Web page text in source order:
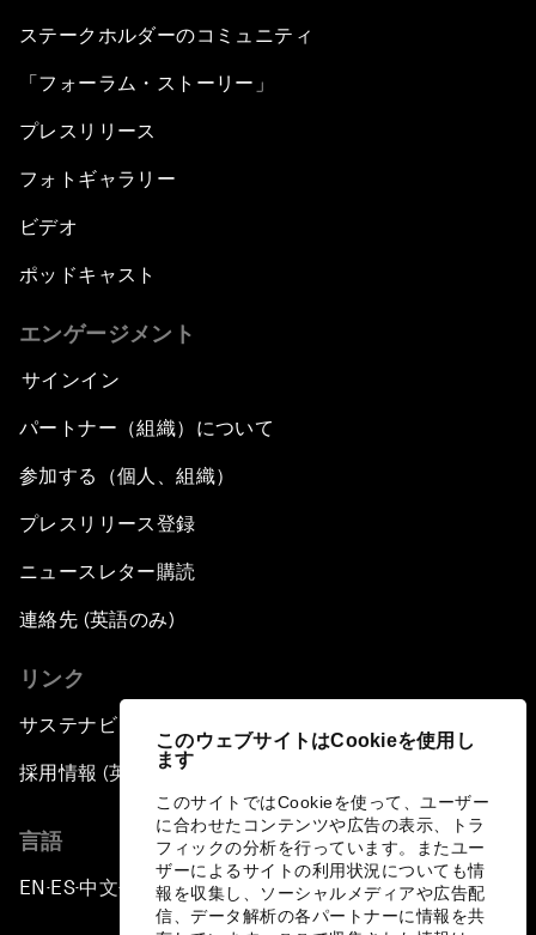
このウェブサイトはCookieを使用し
ます
このサイトではCookieを使って、ユーザー
に合わせたコンテンツや広告の表示、トラ
フィックの分析を行っています。またユー
ザーによるサイトの利用状況についても情
報を収集し、ソーシャルメディアや広告配
信、データ解析の各パートナーに情報を共
ステークホルダーのコミュニティ
「フォーラム・ストーリー」
プレスリリース
フォトギャラリー
ビデオ
ポッドキャスト
エンゲージメント
サインイン
パートナー（組織）について
参加する（個人、組織）
プレスリリース登録
ニュースレター購読
連絡先 (英語のみ)
リンク
サステナビリティへの取り組み
採用情報 (英語のみ)
言語
EN ▪ES▪中文▪ 日本語